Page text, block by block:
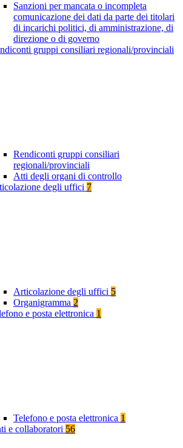
Sanzioni per mancata o incompleta
comunicazione dei dati da parte dei titolari
di incarichi politici, di amministrazione, di
direzione o di governo
gruppi consiliari regionali/provinciali
Rendiconti gruppi consiliari
regionali/provinciali
Atti degli organi di controllo
degli uffici 7
Articolazione degli uffici 5
Organigramma 2
e posta elettronica 1
Telefono e posta elettronica 1
e collaboratori 56